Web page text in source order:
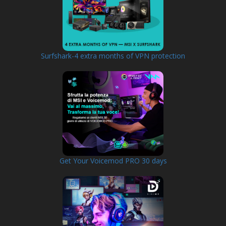
Surfshark-4 extra months of VPN protection
Get Your Voicemod PRO 30 days